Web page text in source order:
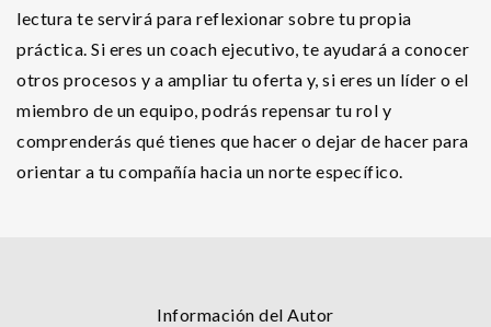
lectura te servirá para reflexionar sobre tu propia
práctica. Si eres un coach ejecutivo, te ayudará a conocer
otros procesos y a ampliar tu oferta y, si eres un líder o el
miembro de un equipo, podrás repensar tu rol y
comprenderás qué tienes que hacer o dejar de hacer para
orientar a tu compañía hacia un norte específico.
Información del Autor